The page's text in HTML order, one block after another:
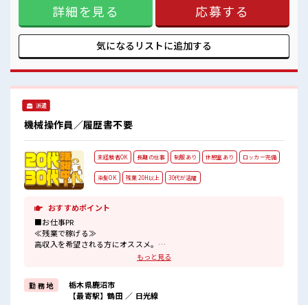
悩み解消♪ ≪未経験の方も大カンゲイ≫ 新しいことにチャレ
ンジするのは不安だけど、 しっかり働く環境が整っていま
す！ イチからスキルUP・ステップUP目指していきましょ
う！ ≪収入アップを目指せる≫ 高時給だらけの派遣のお仕事
個性を大事にできます♪ 活気あふれる20代活躍中の職場です
☆
詳細を見る 応募する
気になるリストに追加する
派遣
機械操作員／履歴書不要
未経験者OK 長期の仕事 制服あり 休憩室あり ロッカー完備
染髪OK 残業 20H以上 30代が活躍
おすすめポイント
■お仕事PR
≪残業で稼げる≫
高収入を希望される方にオススメ。
残業は月20時間以上あります♪
明るすぎたり奇抜でなければ基本的に自由！
(規定有)制服があると毎日の服選びに悩まずOK♪
≪初めての仕事だけど自分にもできそう≫
もっと見る
勤 務 地
栃木県鹿沼市
【最寄駅】鶴田 ／ 日光線